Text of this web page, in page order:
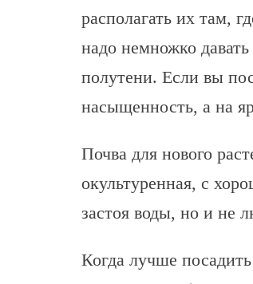
располагать их там,
надо немножко
полутени. Если вы
насыщенность, а на
Почва для нового
окультуренная, с
застоя воды, но и не
Когда лучше